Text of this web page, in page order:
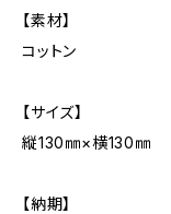
【素材】
コットン
【サイズ】
縦130㎜×横130㎜
【納期】